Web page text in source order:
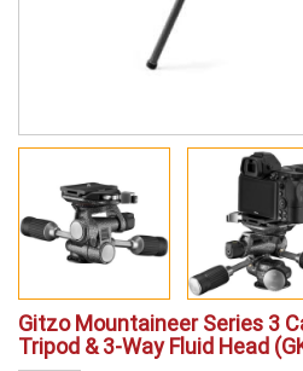
Gitzo Mountaineer Series 3
Tripod & 3-Way Fluid Head